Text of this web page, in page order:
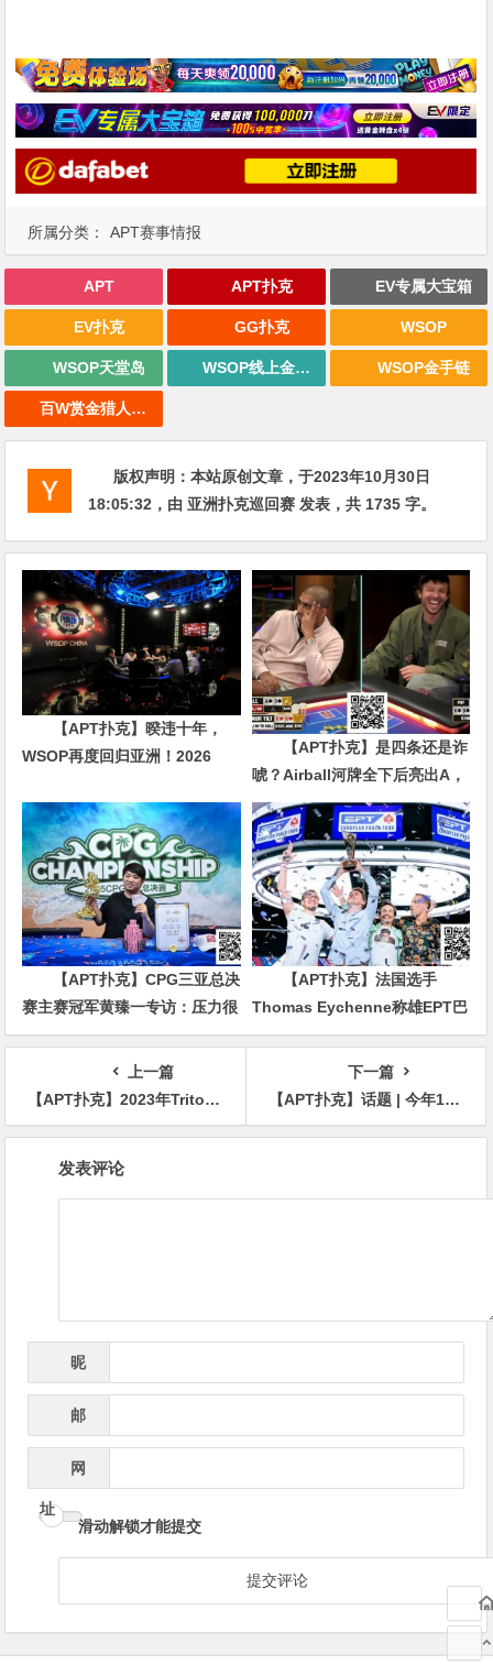
所属分类： APT赛事情报
APT APT扑克 EV专属大宝箱
EV扑克 GG扑克 WSOP
WSOP天堂岛 WSOP线上金手链 WSOP金手链
百W赏金猎人大奖赛
版权声明：本站原创文章，于2023年10月30日
18:05:32 ，由亚洲扑克巡回赛 发表，共 1735 字。
【APT扑克】暌违十年，
WSOP再度回归亚洲！2026
场！
【APT扑克】是四条还是诈
唬？Airball河牌全下后亮出A，
这手牌让对手陷入长考
【APT扑克】CPG三亚总决
赛主赛冠军黄臻一专访：压力很
大夺冠有些意外 感谢师傅对我
【APT扑克】法国选手
Thomas Eychenne称雄EPT巴
塞罗那主赛，单挑局显绝对统治
上一篇
【APT扑克】2023年Triton蒙特卡洛站：Jonathan Jaffe赛事#2夺冠 EltonTsang成为20w邀请赛决赛桌CL
下一篇
【APT扑克】话题 | 今年100万美元的“一滴水”豪客赛会打破纪录吗?
发表评论
昵
邮
网
址
滑动解锁才能提交